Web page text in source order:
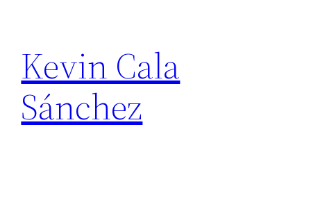
content
Kevin Cala
Sánchez